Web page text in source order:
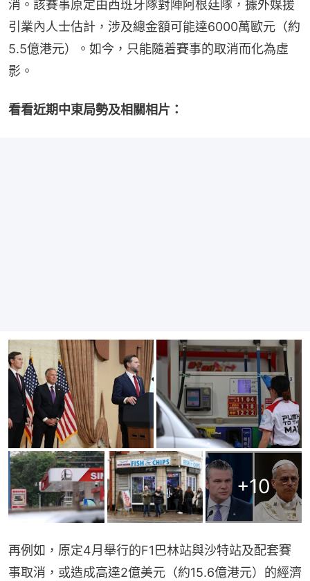
消。該賽事原定由西班牙隊對陣阿根廷隊，據外媒援
引業內人士估計，涉及總金額可能達6000萬歐元（約
5.5億港元）。如今，只能隨着賽事的取消而化為虛
影。
看看近期中東局勢及相關相片：
+10
再例如，原定4月舉行的F1巴林站與沙特站及配套賽
事取消，或造成高達2億美元（約15.6億港元）的經濟